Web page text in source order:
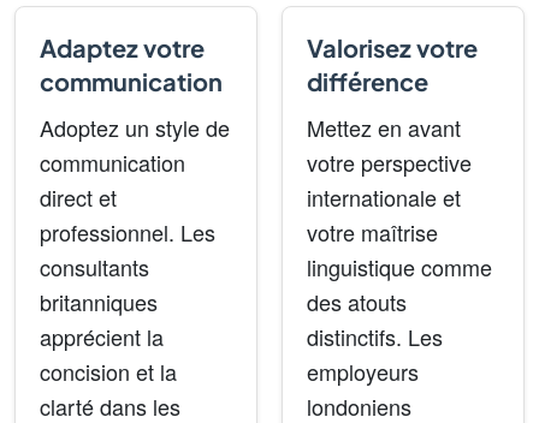
Adaptez votre
communication
Adoptez un style de
communication
direct et
professionnel. Les
consultants
britanniques
apprécient la
concision et la
clarté dans les
Valorisez votre
différence
Mettez en avant
votre perspective
internationale et
votre maîtrise
linguistique comme
des atouts
distinctifs. Les
employeurs
londoniens